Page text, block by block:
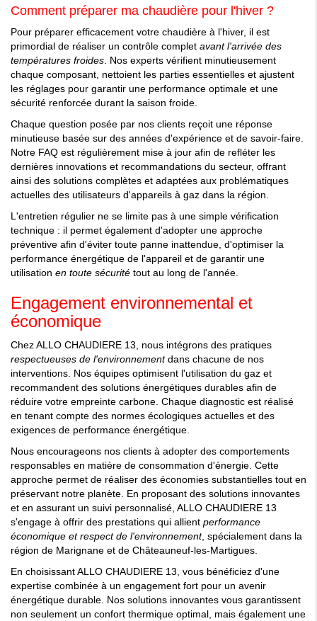
Comment préparer ma chaudière pour l'hiver ?
Pour préparer efficacement votre chaudière à l'hiver, il est
primordial de réaliser un contrôle complet avant l'arrivée des
températures froides. Nos experts vérifient minutieusement
chaque composant, nettoient les parties essentielles et ajustent
les réglages pour garantir une performance optimale et une
sécurité renforcée durant la saison froide.
Chaque question posée par nos clients reçoit une réponse
minutieuse basée sur des années d'expérience et de savoir-faire.
Notre FAQ est régulièrement mise à jour afin de refléter les
dernières innovations et recommandations du secteur, offrant
ainsi des solutions complètes et adaptées aux problématiques
actuelles des utilisateurs d'appareils à gaz dans la région.
L'entretien régulier ne se limite pas à une simple vérification
technique : il permet également d'adopter une approche
préventive afin d'éviter toute panne inattendue, d'optimiser la
performance énergétique de l'appareil et de garantir une
utilisation en toute sécurité tout au long de l'année.
Engagement environnemental et
économique
Chez ALLO CHAUDIERE 13, nous intégrons des pratiques
respectueuses de l'environnementdans chacune de nos
interventions. Nos équipes optimisent l'utilisation du gaz et
recommandent des solutions énergétiques durables afin de
réduire votre empreinte carbone. Chaque diagnostic est réalisé
en tenant compte des normes écologiques actuelles et des
exigences de performance énergétique.
Nous encourageons nos clients à adopter des comportements
responsables en matière de consommation d'énergie. Cette
approche permet de réaliser des économies substantielles tout en
préservant notre planète. En proposant des solutions innovantes
et en assurant un suivi personnalisé, ALLO CHAUDIERE 13
s'engage à offrir des prestations qui allient performance
économique et respect de l'environnement, spécialement dans la
région de Marignane et de Châteauneuf-les-Martigues.
En choisissant ALLO CHAUDIERE 13, vous bénéficiez d'une
expertise combinée à un engagement fort pour un avenir
énergétique durable. Nos solutions innovantes vous garantissent
non seulement un confort thermique optimal, mais également une